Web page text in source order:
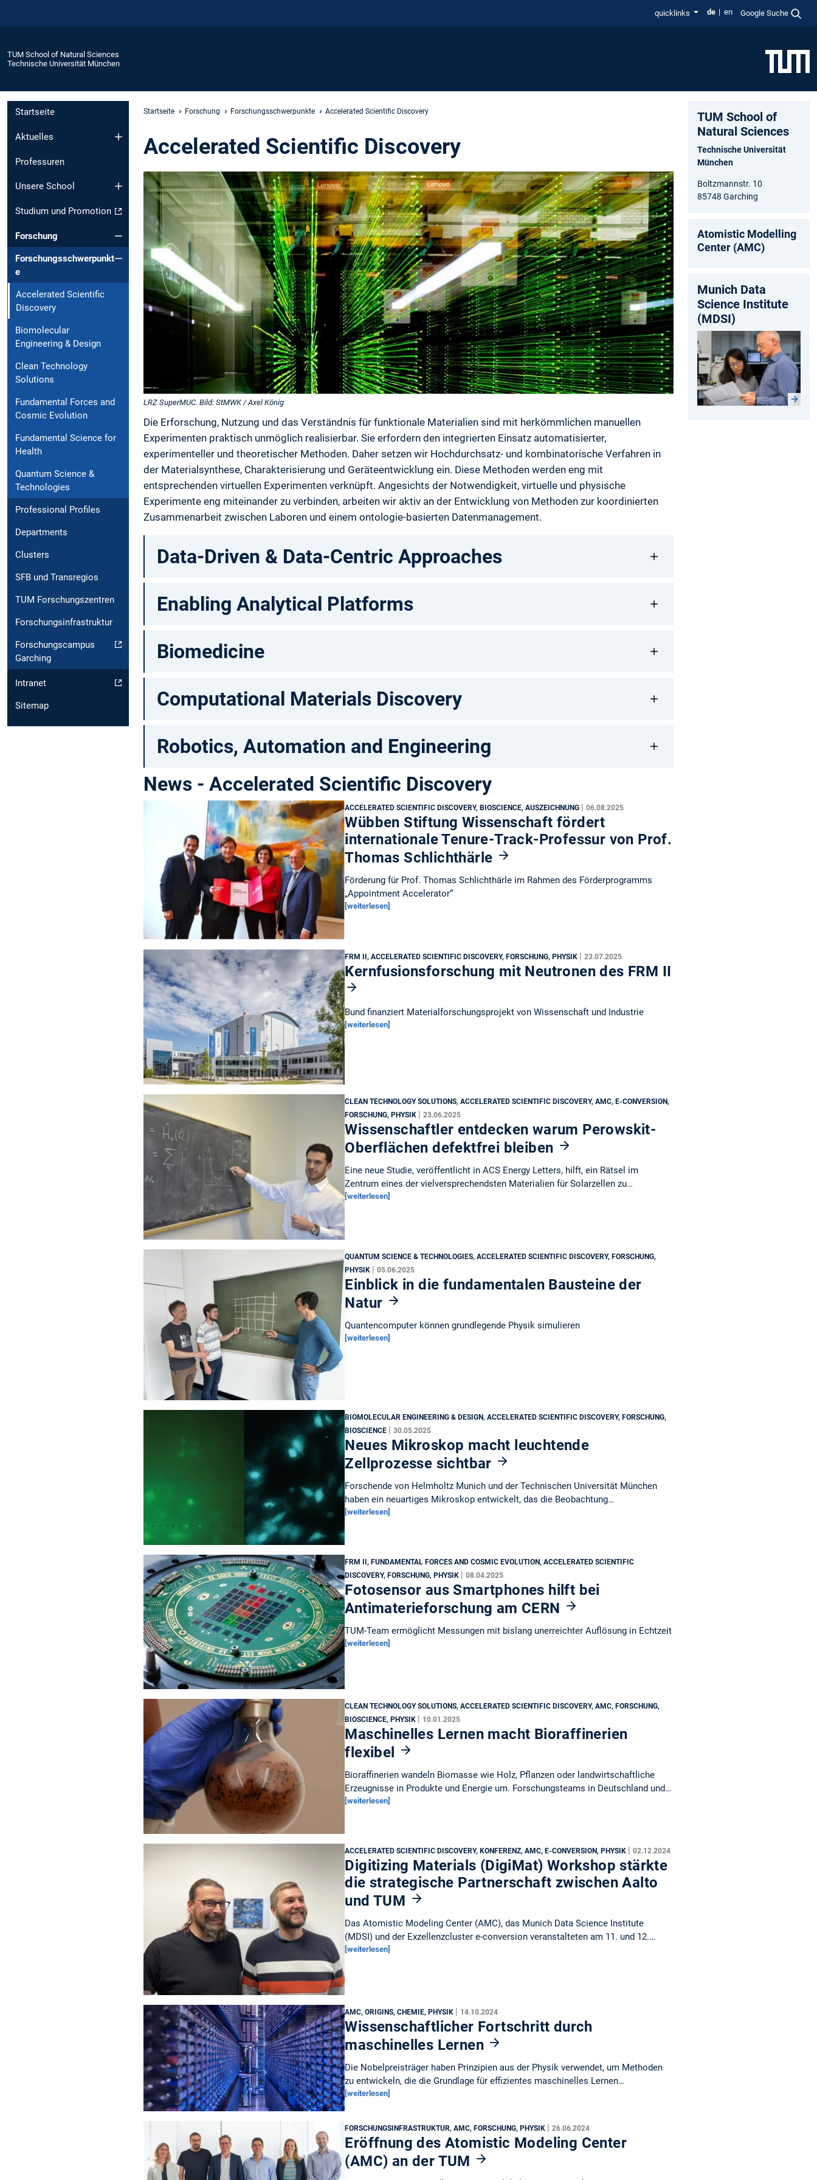
quicklinks de en Google Suche
TUM School of Natural Sciences
Technische Universität München
Startseite
Aktuelles
Professuren
Unsere School
Studium und Promotion
Forschung
Forschungsschwerpunkt
e
Accelerated Scientific
Discovery
Biomolecular
Engineering & Design
Clean Technology
Solutions
Fundamental Forces and
Cosmic Evolution
Fundamental Science for
Health
Quantum Science &
Technologies
Professional Profiles
Departments
Clusters
SFB und Transregios
TUM Forschungszentren
Forschungsinfrastruktur
Forschungscampus
Garching
Intranet
Sitemap
Startseite Forschung Forschungsschwerpunkte Accelerated Scientific Discovery
Accelerated Scientific Discovery
LRZ SuperMUC. Bild: StMWK / Axel König
Die Erforschung, Nutzung und das Verständnis für funktionale Materialien sind mit herkömmlichen manuellen
Experimenten praktisch unmöglich realisierbar. Sie erfordern den integrierten Einsatz automatisierter,
experimenteller und theoretischer Methoden. Daher setzen wir Hochdurchsatz- und kombinatorische Verfahren in
der Materialsynthese, Charakterisierung und Geräteentwicklung ein. Diese Methoden werden eng mit
entsprechenden virtuellen Experimenten verknüpft. Angesichts der Notwendigkeit, virtuelle und physische
Experimente eng miteinander zu verbinden, arbeiten wir aktiv an der Entwicklung von Methoden zur koordinierten
Zusammenarbeit zwischen Laboren und einem ontologie-basierten Datenmanagement.
Data-Driven & Data-Centric Approaches
Enabling Analytical Platforms
Biomedicine
Computational Materials Discovery
Robotics, Automation and Engineering
News - Accelerated Scientific Discovery
ACCELERATED SCIENTIFIC DISCOVERY, BIOSCIENCE, AUSZEICHNUNG |06.08.2025
Wübben Stiftung Wissenschaft fördert
internationale Tenure-Track-Professur von Prof.
Thomas Schlichthärle
Förderung für Prof. Thomas Schlichthärle im Rahmen des Förderprogramms
„Appointment Accelerator“
[weiterlesen]
FRM II, ACCELERATED SCIENTIFIC DISCOVERY, FORSCHUNG, PHYSIK |23.07.2025
Kernfusionsforschung mit Neutronen des FRM II
Bund finanziert Materialforschungsprojekt von Wissenschaft und Industrie
[weiterlesen]
CLEAN TECHNOLOGY SOLUTIONS, ACCELERATED SCIENTIFIC DISCOVERY, AMC, E-CONVERSION,
FORSCHUNG, PHYSIK |23.06.2025
Wissenschaftler entdecken warum Perowskit-
Oberflächen defektfrei bleiben
Eine neue Studie, veröffentlicht in ACS Energy Letters, hilft, ein Rätsel im
Zentrum eines der vielversprechendsten Materialien für Solarzellen zu…
[weiterlesen]
QUANTUM SCIENCE & TECHNOLOGIES, ACCELERATED SCIENTIFIC DISCOVERY, FORSCHUNG,
PHYSIK |05.06.2025
Einblick in die fundamentalen Bausteine der
Natur
Quantencomputer können grundlegende Physik simulieren
[weiterlesen]
BIOMOLECULAR ENGINEERING & DESIGN, ACCELERATED SCIENTIFIC DISCOVERY, FORSCHUNG,
BIOSCIENCE
|30.05.2025
Neues Mikroskop macht leuchtende
Zellprozesse sichtbar
Forschende von Helmholtz Munich und der Technischen Universität München
haben ein neuartiges Mikroskop entwickelt, das die Beobachtung…
[weiterlesen]
FRM II, FUNDAMENTAL FORCES AND COSMIC EVOLUTION, ACCELERATED SCIENTIFIC
DISCOVERY, FORSCHUNG, PHYSIK |08.04.2025
Fotosensor aus Smartphones hilft bei
Antimaterieforschung am CERN
TUM-Team ermöglicht Messungen mit bislang unerreichter Auflösung in Echtzeit
[weiterlesen]
CLEAN TECHNOLOGY SOLUTIONS, ACCELERATED SCIENTIFIC DISCOVERY, AMC, FORSCHUNG,
BIOSCIENCE, PHYSIK | 10.01.2025
Maschinelles Lernen macht Bioraffinerien
flexibel
Bioraffinerien wandeln Biomasse wie Holz, Pflanzen oder landwirtschaftliche
Erzeugnisse in Produkte und Energie um. Forschungsteams in Deutschland und…
[weiterlesen]
ACCELERATED SCIENTIFIC DISCOVERY, KONFERENZ, AMC, E-CONVERSION, PHYSIK |02.12.2024
Digitizing Materials (DigiMat) Workshop stärkte
die strategische Partnerschaft zwischen Aalto
und TUM
Das Atomistic Modeling Center (AMC), das Munich Data Science Institute
(MDSI) und der Exzellenzcluster e-conversion veranstalteten am 11. und 12.…
[weiterlesen]
AMC, ORIGINS, CHEMIE, PHYSIK | 14.10.2024
Wissenschaftlicher Fortschritt durch
maschinelles Lernen
Die Nobelpreisträger haben Prinzipien aus der Physik verwendet, um Methoden
zu entwickeln, die die Grundlage für effizientes maschinelles Lernen…
[weiterlesen]
FORSCHUNGSINFRASTRUKTUR, AMC, FORSCHUNG, PHYSIK |26.06.2024
Eröffnung des Atomistic Modeling Center
(AMC) an der TUM
TUM School of
Natural Sciences
Technische Universität
München
Boltzmannstr. 10
85748 Garching
Atomistic Modelling
Center (AMC)
Munich Data
Science Institute
(MDSI)